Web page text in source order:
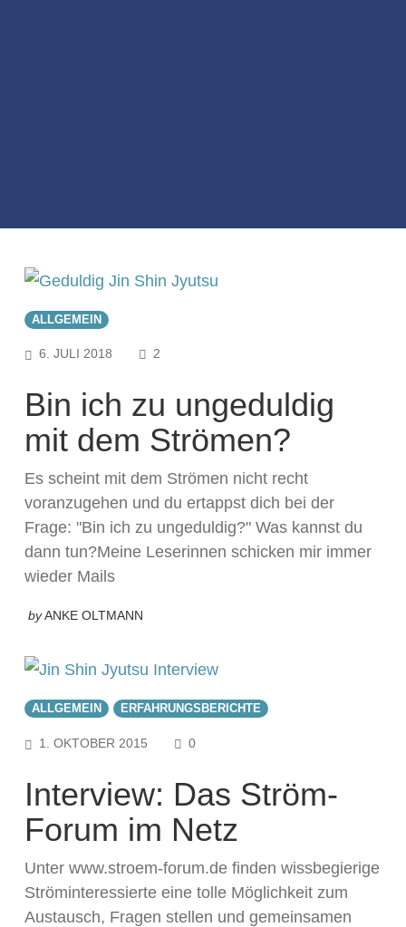
ALLGEMEIN
6. JULI 2018 2
Bin ich zu ungeduldig
mit dem Strömen?
Es scheint mit dem Strömen nicht recht
voranzugehen und du ertappst dich bei der
Frage: "Bin ich zu ungeduldig?" Was kannst du
dann tun?Meine Leserinnen schicken mir immer
wieder Mails
byANKE OLTMANN
ALLGEMEIN ERFAHRUNGSBERICHTE
1. OKTOBER 2015 0COMMENTS
Interview: Das Ström-
Forum im Netz
Unter www.stroem-forum.de finden wissbegierige
Ströminteressierte eine tolle Möglichkeit zum
Austausch, Fragen stellen und gemeinsamen